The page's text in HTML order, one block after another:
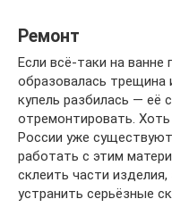
Ремонт
Если всё-таки на ванне
образовалась трещина
купель разбилась — её
отремонтировать.
России уже
работать с этим
склеить части
устранить серьёзные